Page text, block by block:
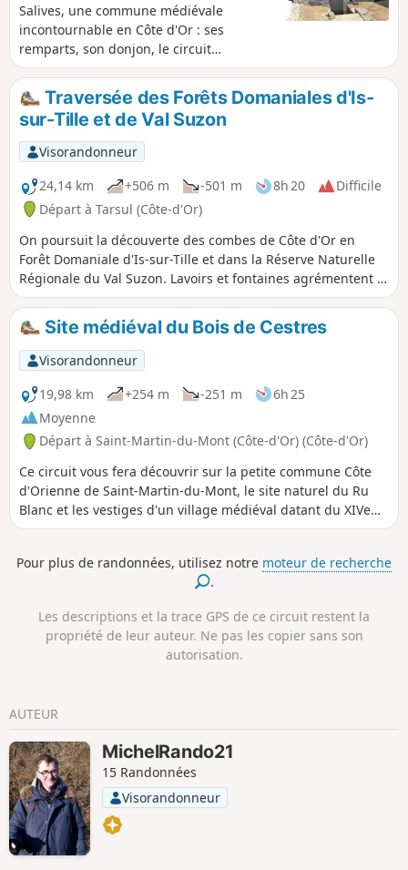
Salives, une commune médiévale
incontournable en Côte d'Or : ses
remparts, son donjon, le circuit
héraldique racontant la vie médiévale
du village mais aussi son lavoir avec la
source principale de la Tille sous
l'église. Ce parcours permettra de voir
aussi le Château de Barjon et la
Chapelle Saint-Frodulphe. Un peu plus
loin, son moulin avec sa roue à aubes
encore en fonctionnement. Également à
voir sur le Meix le lavoir sous la mairie
et le château.
Traversée des Forêts Domaniales d'Is-
sur-Tille et de Val Suzon
Visorandonneur
24,14 km
+506 m -501 m 8h 20
Difficile
Départ à Tarsul (Côte-d'Or)
On poursuit la découverte des combes de Côte d'Or en
Forêt Domaniale d'Is-sur-Tille et dans la Réserve Naturelle
Régionale du Val Suzon. Lavoirs et fontaines agrémentent la
traversée des villages. À Saussy, on découvre une étrange
charpente en forme de parapluie et on aperçoit une tour
qui domine le village. Enfin, le Val Suzon offre de superbes
panoramas et nous propose de rajeunir grâce à une
fontaine.
Site médiéval du Bois de Cestres
Visorandonneur
19,98 km
+254 m -251 m
6h 25
Moyenne
Départ à Saint-Martin-du-Mont (Côte-d'Or) (Côte-d'Or)
Ce circuit vous fera découvrir sur la petite commune Côte
d'Orienne de Saint-Martin-du-Mont, le site naturel du Ru
Blanc et les vestiges d'un village médiéval datant du XIVe
siècle.
Pour plus de randonnées, utilisez notre moteur de recherche
.
Les descriptions et la trace GPS de ce circuit restent la
propriété de leur auteur. Ne pas les copier sans son
autorisation.
AUTEUR
MichelRando21
15 Randonnées
Visorandonneur